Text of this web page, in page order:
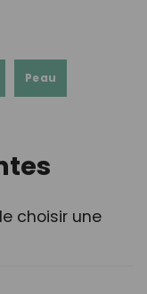
Peau
choisir une